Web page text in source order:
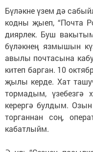
Бүләкне үзем дә
кодны җыеп, “Почта
диярлек. Буш
бүләкнең язмышын
авылы почтасына
китеп барган. 10
җылы керде. Хат
тормадым, үзебезгә
керергә булдым.
торганнан соң,
кабатлыйм.